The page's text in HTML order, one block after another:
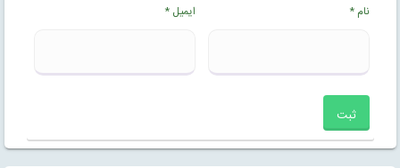
نام* ایمیل*